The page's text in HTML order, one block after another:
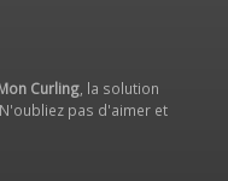
Curling , la solution
pas d'aimer et